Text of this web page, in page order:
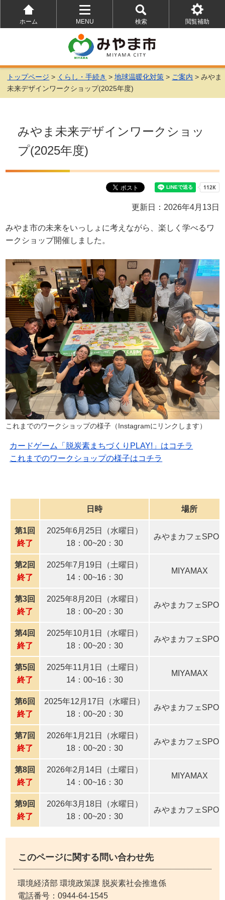
ホーム
MENU
を
開
く
検索
を
開
く
閲覧補助
を
トップページ > くらし・手続き >地球温暖化対策 > ご案内 > みやま
未来デザインワークショップ(2025年度)
みやま未来デザインワークショッ
プ(2025年度)
更新日：2026年4月13日
みやま市の未来をいっしょに考えながら、楽しく学べるワ
ークショップ開催しました。
これまでのワークショップの様子（Instagramにリンクします）
カードゲーム「脱炭素まちづくりPLAY!」はコチラ
これまでのワークショップの様子はコチラ
日時 場所
第1回
終了
2025年6月25日（水曜日）
18：00~20：30
みやまカフェSPON
第2回
終了
2025年7月19日（土曜日）
14：00~16：30
MIYAMAX
第3回
終了
2025年8月20日（水曜日）
18：00~20：30
みやまカフェSPON
第4回
終了
2025年10月1日（水曜日）
18：00~20：30
みやまカフェSPON
第5回
終了
2025年11月1日（土曜日）
14：00~16：30
MIYAMAX
第6回
終了
2025年12月17日（水曜日）
18：00~20：30
みやまカフェSPON
第7回
終了
2026年1月21日（水曜日）
18：00~20：30
みやまカフェSPON
第8回
終了
2026年2月14日（土曜日）
14：00~16：30
MIYAMAX
第9回
終了
2026年3月18日（水曜日）
18：00~20：30
みやまカフェSPON
このページに関する問い合わせ先
環境経済部 環境政策課 脱炭素社会推進係
電話番号：0944-64-1545